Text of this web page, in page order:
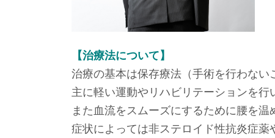
【治療法について】
治療の基本は保存療法（手術を行わない
主に軽い運動やリハビリテーションを行
また血流をスムーズにするために腰を温
症状によっては非ステロイド性抗炎症薬